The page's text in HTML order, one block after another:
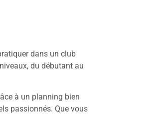
dans un club
du débutant au
à un planning bien
passionnés. Que vous